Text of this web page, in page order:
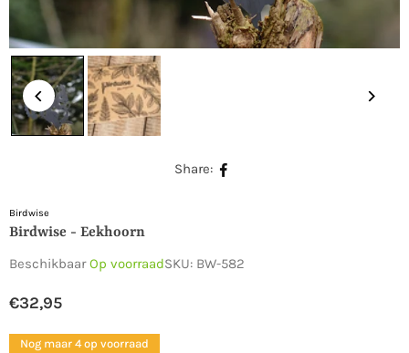
Share:
Birdwise
Birdwise - Eekhoorn
BeschikbaarOp voorraadSKU: BW-582
Normale
prijs
€32,95
Nog maar 4 op voorraad